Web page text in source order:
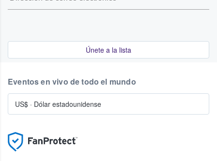
Únete a la lista
Eventos en vivo de todo el mundo
US$ · Dólar estadounidense